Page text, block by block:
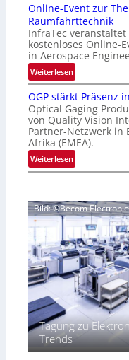
e
‚
H
y
p
e
r
s
p
e
c
t
r
l
N
w
s
‘
t
e
r
n
a
t
o
n
a
l
V
i
i
o
N
i
g
h
t
2
0
2
6
Online-Event zur
Raumfahrttechnik
InfraTec
kostenloses Online-
in Aerospace
Weiterlesen:
O
n
l
i
n
e
-
e
n
z
u
r
T
h
r
m
o
OGP stärkt Präsenz
Optical Gaging
von Quality Vision
Partner-Netzwerk in
Afrika (EMEA).
Weiterlesen:
O
s
ä
r
t
P
r
ä
s
Bild: ©Becom
Tagung zu
Trends